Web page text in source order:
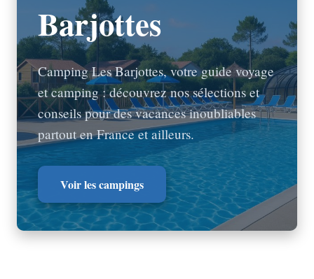
Barjottes
Camping Les Barjottes, votre guide voyage
et camping : découvrez nos sélections et
conseils pour des vacances inoubliables
partout en France et ailleurs.
Voir les campings